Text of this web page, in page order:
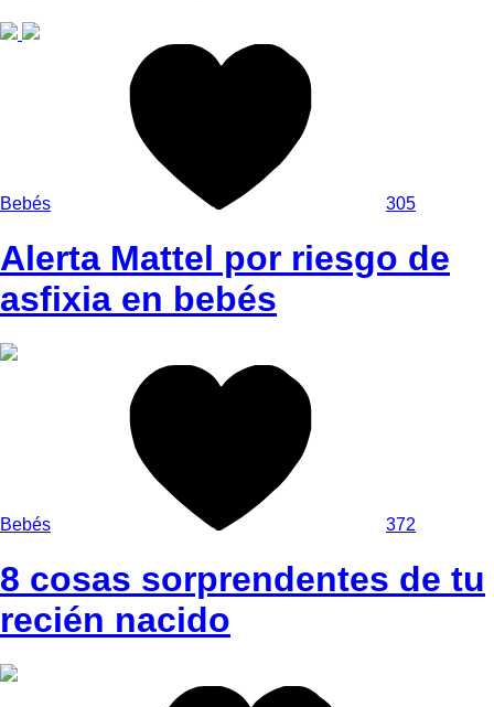
Bebés 305
Alerta Mattel por riesgo de
asfixia en bebés
Bebés 372
8 cosas sorprendentes de tu
recién nacido